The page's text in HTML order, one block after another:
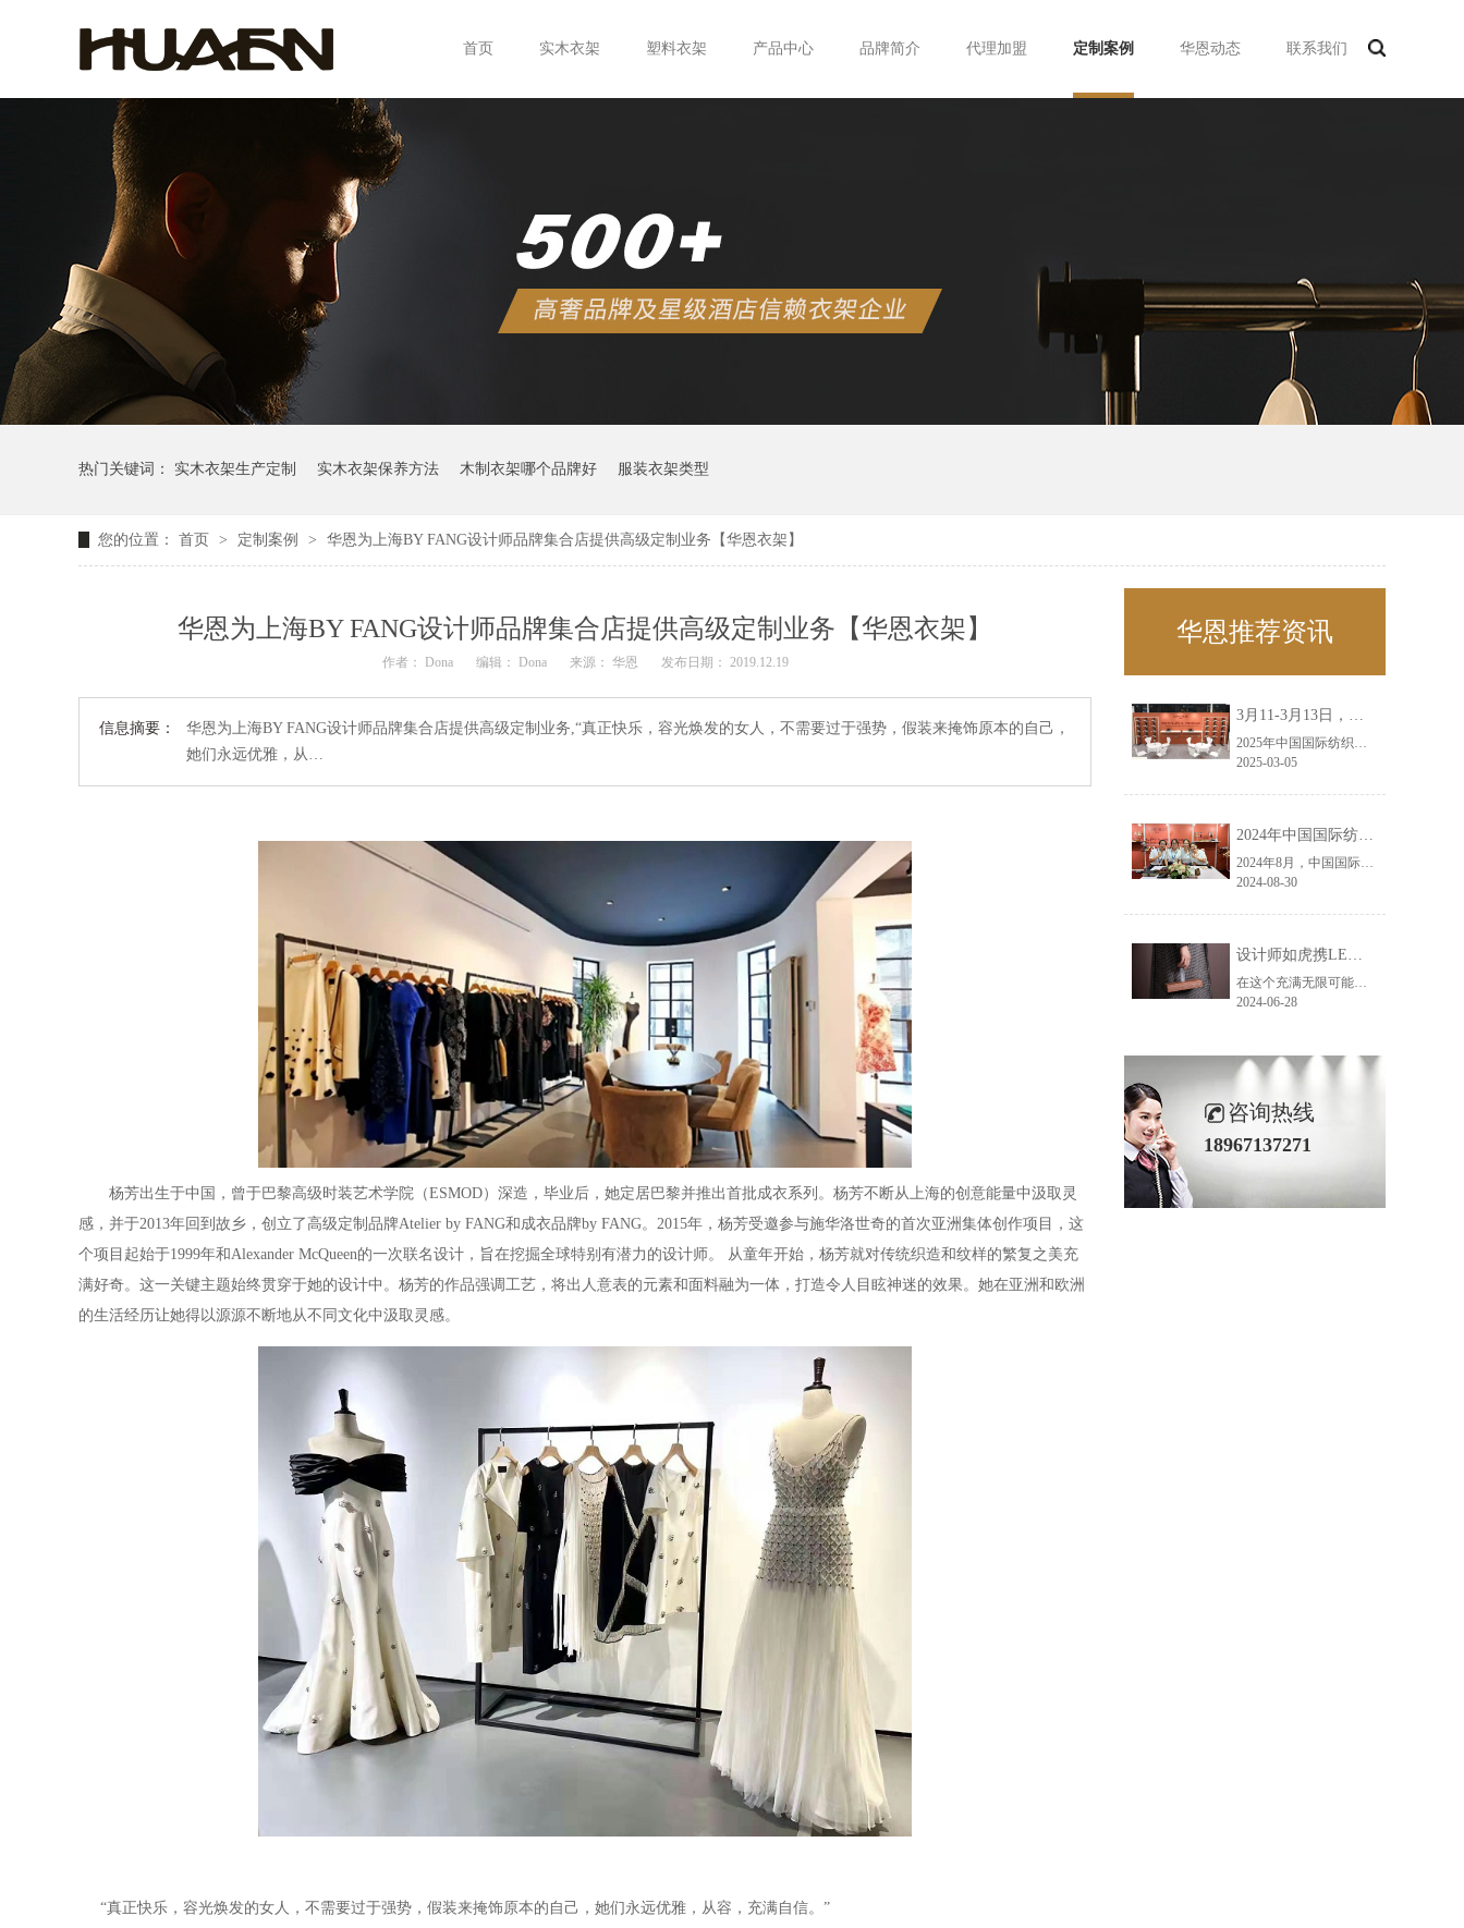
首页 实木衣架 塑料衣架 产品中心 品牌简介 代理加盟 定制案例 华恩动态 联系我们
热门关键词： 实木衣架生产定制 实木衣架保养方法 木制衣架哪个品牌好 服装衣架类型
您的位置： 首页 > 定制案例 > 华恩为上海BY FANG设计师品牌集合店提供高级定制业务【华恩衣架】
华恩为上海BY FANG设计师品牌集合店提供高级定制业务【华恩衣架】
作者： Dona 编辑： Dona 来源： 华恩 发布日期： 2019.12.19
信息摘要：
华恩为上海BY FANG设计师品牌集合店提供高级定制业务,“真正快乐，容光焕发的女人，不需要过于强势，假装来掩饰原本的自己，
她们永远优雅，从…
杨芳出生于中国，曾于巴黎高级时装艺术学院（ESMOD）深造，毕业后，她定居巴黎并推出首批成衣系列。杨芳不断从上海的创意能量中汲取灵
感，并于2013年回到故乡，创立了高级定制品牌Atelier by FANG和成衣品牌by FANG。2015年，杨芳受邀参与施华洛世奇的首次亚洲集体创作项目，这
个项目起始于1999年和Alexander McQueen的一次联名设计，旨在挖掘全球特别有潜力的设计师。 从童年开始，杨芳就对传统织造和纹样的繁复之美充
满好奇。这一关键主题始终贯穿于她的设计中。杨芳的作品强调工艺，将出人意表的元素和面料融为一体，打造令人目眩神迷的效果。她在亚洲和欧洲
的生活经历让她得以源源不断地从不同文化中汲取灵感。
“真正快乐，容光焕发的女人，不需要过于强势，假装来掩饰原本的自己，她们永远优雅，从容，充满自信。”
华恩推荐资讯
3月11-3月13日，华恩诚邀您共赴上海面辅料春夏展——华恩
2025年中国国际纺织面料及辅料（春夏）博览会即将盛大开启！感谢您对华恩品牌的关注！3.11-3.13，杭州华恩（LEMONLEE）诚邀您共赴这场春日的宴会！
2025-03-05
2024年中国国际纺织面料及辅料（秋冬）博览会完美收官！——华恩
2024年8月，中国国际纺织面料及辅料（秋冬）博览会完美收官！作为一家拥有30年历史的专业衣架制造商，我们非常荣幸能够参与这一盛会，并在此期间与众多客户进行了广泛而深入的交流。
2024-08-30
设计师如虎携LEMONLEE红雪松礼盒荣获第六届未来·已来香港新锐当代设计奖铜奖
在这个充满无限可能的2024年夏季，LEMONLEE品牌设计师如虎以其非凡的创意与对自然的深刻理解，精心打造的红雪松木球礼盒，在“2024未来·已来——第六届香港新锐当代设计奖”中摘得铜奖。这不仅是对设计师如虎原创设计能力的嘉奖，更是对LEMONLEE品牌的高度认可。
2024-06-28
咨询热线
18967137271